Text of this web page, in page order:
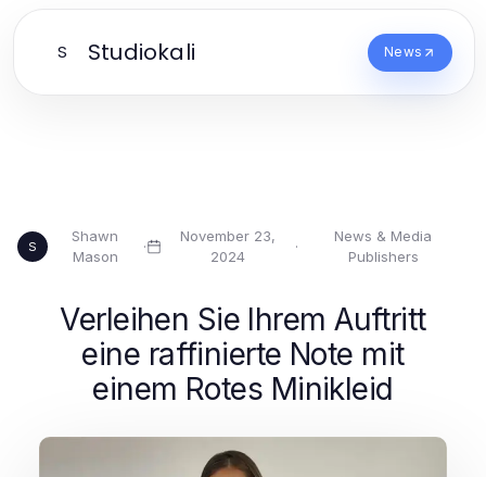
S Studiokali News
S
Shawn
Mason
·
November 23,
2024
·
News & Media
Publishers
Verleihen Sie Ihrem Auftritt
eine raffinierte Note mit
einem Rotes Minikleid